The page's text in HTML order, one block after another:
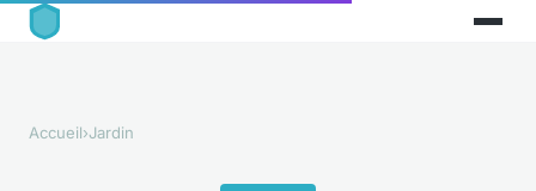
Accueil›Jardin